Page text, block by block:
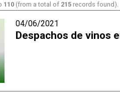
110 (from a total of 215 records found).
04/06/2021
Despachos de vinos